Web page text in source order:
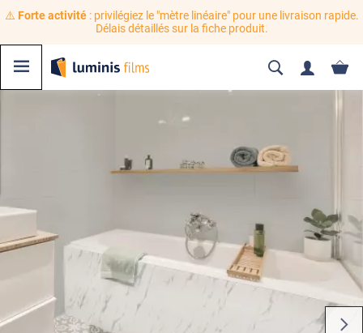
⚠️ Forte activité: privilégiez le "mètre linéaire" pour une livraison rapide.
Délais détaillés sur la fiche produit.